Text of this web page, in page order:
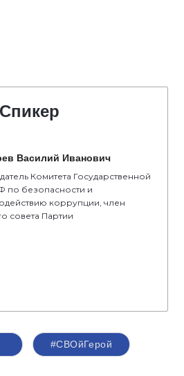
Спикер
Василий Иванович
Комитета Государственной
по безопасности и
коррупции, член
совета Партии
#СВОйГерой